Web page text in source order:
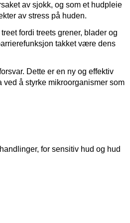
av sjokk, og som et hudpleie
av stress på huden.
fordi treets grener, blader og
takket være dens
Dette er en ny og effektiv
å styrke mikroorganismer som
for sensitiv hud og hud